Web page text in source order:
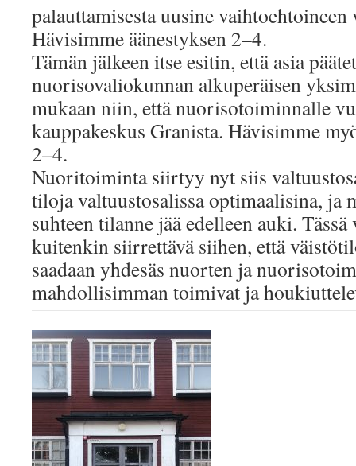
palauttamisesta uusine
Hävisimme äänestyksen 2–4.
Tämän jälkeen itse esitin, että asia
nuorisovaliokunnan alkuperäisen
mukaan niin, että nuorisotoiminnalle
kauppakeskus Granista. Hävisimme
2–4.
Nuoritoiminta siirtyy nyt siis
tiloja valtuustosalissa optimaalisina, ja
suhteen tilanne jää edelleen auki.
kuitenkin siirrettävä siihen, että
saadaan yhdesäs nuorten ja
mahdollisimman toimivat ja